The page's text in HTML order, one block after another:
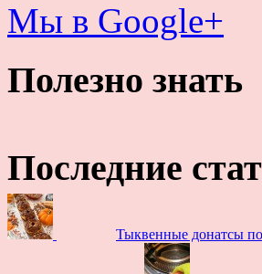
Мы в Google+
Полезно знать
Последние
Тыквенные донатсы